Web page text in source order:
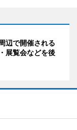
辺で開催される
展覧会などを後